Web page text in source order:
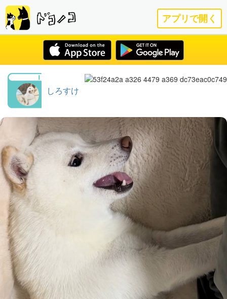
アプリで開く
しろすけ